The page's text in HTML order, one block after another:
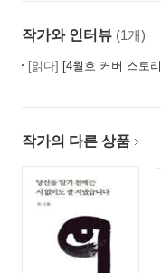
한 개의 기쁨이 천 개의 슬
치료의 원 _바벰바 부족의
새는 날아가면서 뒤돌아보
무슨 생각을 하고 있지 _알
세상에서 가장 맛있는 음
무명의 이름으로 _순종의 열
내일은 없다 _라마야나 이야
작가와 인터뷰 (1개)
[읽다] [4월호 커버 스토리]
작가의 다른 상품